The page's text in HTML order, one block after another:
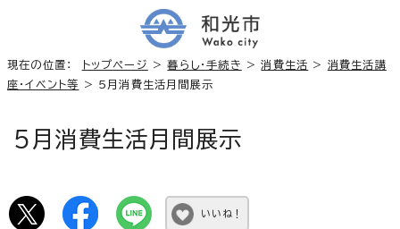
現在の位置： トップページ >暮らし・手続き >消費生活 > 消費生活講
座・イベント等
> 5月消費生活月間展示
5月消費生活月間展示
いいね！